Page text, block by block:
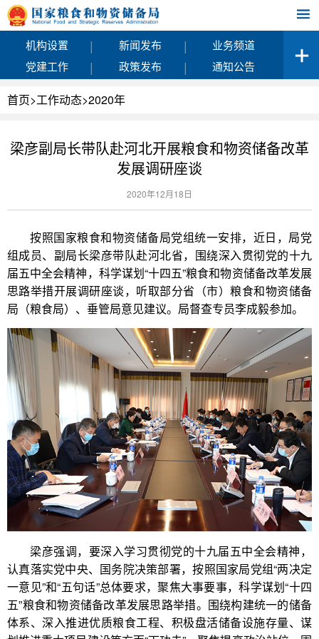
机构设置 | 新闻发布 |
业务频道
党建工作
| 政策发布 | 通知公告
首页>工作动态>2020年
梁彦副局长带队赴河北开展粮食和物资储备改革
发展调研座谈
2020年12月18日
按照国家粮食和物资储备局党组统一安排，近日，局党
组成员、副局长梁彦带队赴河北省，围绕深入贯彻党的十九
届五中全会精神，科学谋划“十四五”粮食和物资储备改革发展
思路举措开展调研座谈，听取部分省（市）粮食和物资储备
局（粮食局）、垂管局意见建议。局督查专员李成毅参加。
梁彦强调，要深入学习贯彻党的十九届五中全会精神，
认真落实党中央、国务院决策部署，按照国家局党组“两决定
一意见”和“五句话”总体要求，聚焦大事要事，科学谋划“十四
五”粮食和物资储备改革发展思路举措。围绕构建统一的储备
体系、深入推进优质粮食工程、积极盘活储备设施存量、谋